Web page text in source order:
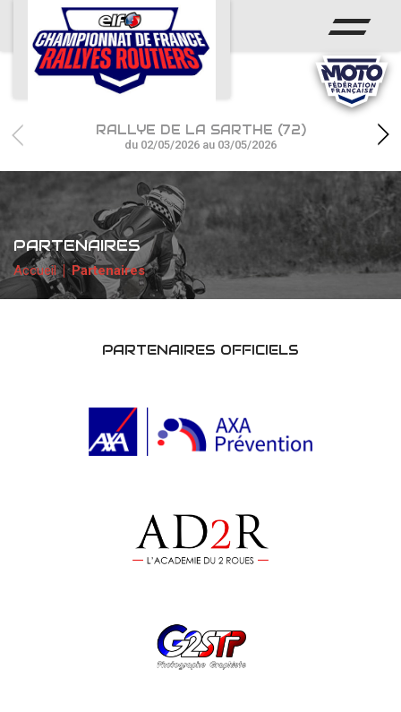
ACCUEIL
ACTUS
CALENDRIER
CHAMPIONNAT
RÉSULTATS
PHOTOS / WEB TV
PARTENAIRES
RALLYE DE LA SARTHE (72)
du 02/05/2026 au 03/05/2026
PARTENAIRES
Accueil Partenaires
PARTENAIRES OFFICIELS